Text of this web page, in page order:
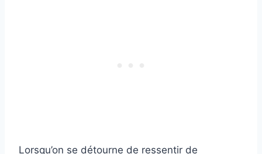
Lorsqu’on se détourne de ressentir de